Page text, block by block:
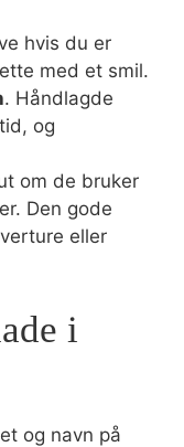
hvis du er
med et smil.
. Håndlagde
og
om de bruker
Den gode
eller
i
og navn på